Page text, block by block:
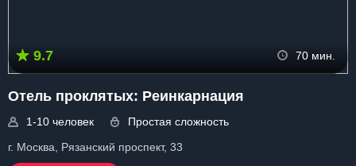
9.7 70 мин.
Отель проклятых: Реинкарнация
1-10 человек
Простая сложность
г. Москва, Рязанский проспект, 33